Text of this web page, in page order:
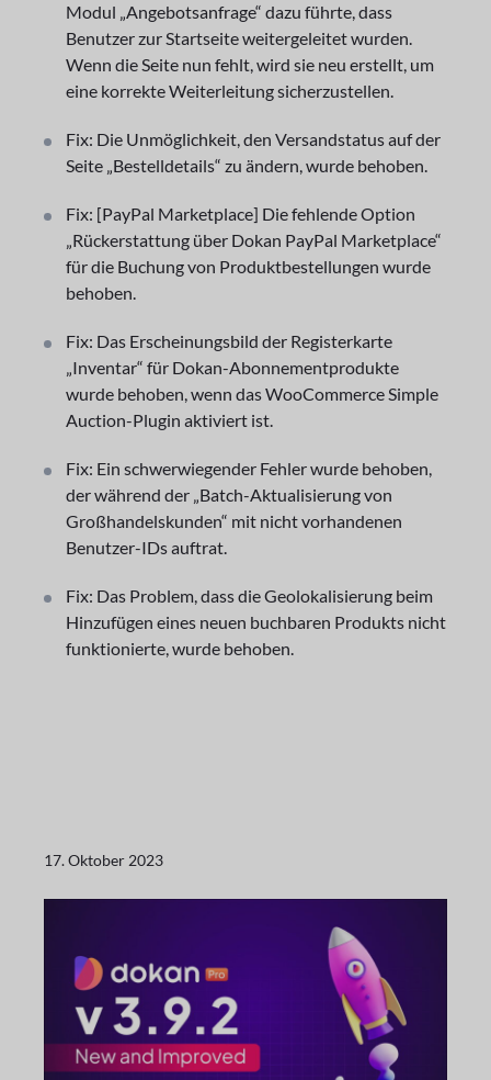
Modul „Angebotsanfrage“ dazu führte, dass
Benutzer zur Startseite weitergeleitet wurden.
Wenn die Seite nun fehlt, wird sie neu erstellt, um
eine korrekte Weiterleitung sicherzustellen.
Fix: Die Unmöglichkeit, den Versandstatus auf der
Seite „Bestelldetails“ zu ändern, wurde behoben.
Fix: [PayPal Marketplace] Die fehlende Option
„Rückerstattung über Dokan PayPal Marketplace“
für die Buchung von Produktbestellungen wurde
behoben.
Fix: Das Erscheinungsbild der Registerkarte
„Inventar“ für Dokan-Abonnementprodukte
wurde behoben, wenn das WooCommerce Simple
Auction-Plugin aktiviert ist.
Fix: Ein schwerwiegender Fehler wurde behoben,
der während der „Batch-Aktualisierung von
Großhandelskunden“ mit nicht vorhandenen
Benutzer-IDs auftrat.
Fix: Das Problem, dass die Geolokalisierung beim
Hinzufügen eines neuen buchbaren Produkts nicht
funktionierte, wurde behoben.
17. Oktober 2023